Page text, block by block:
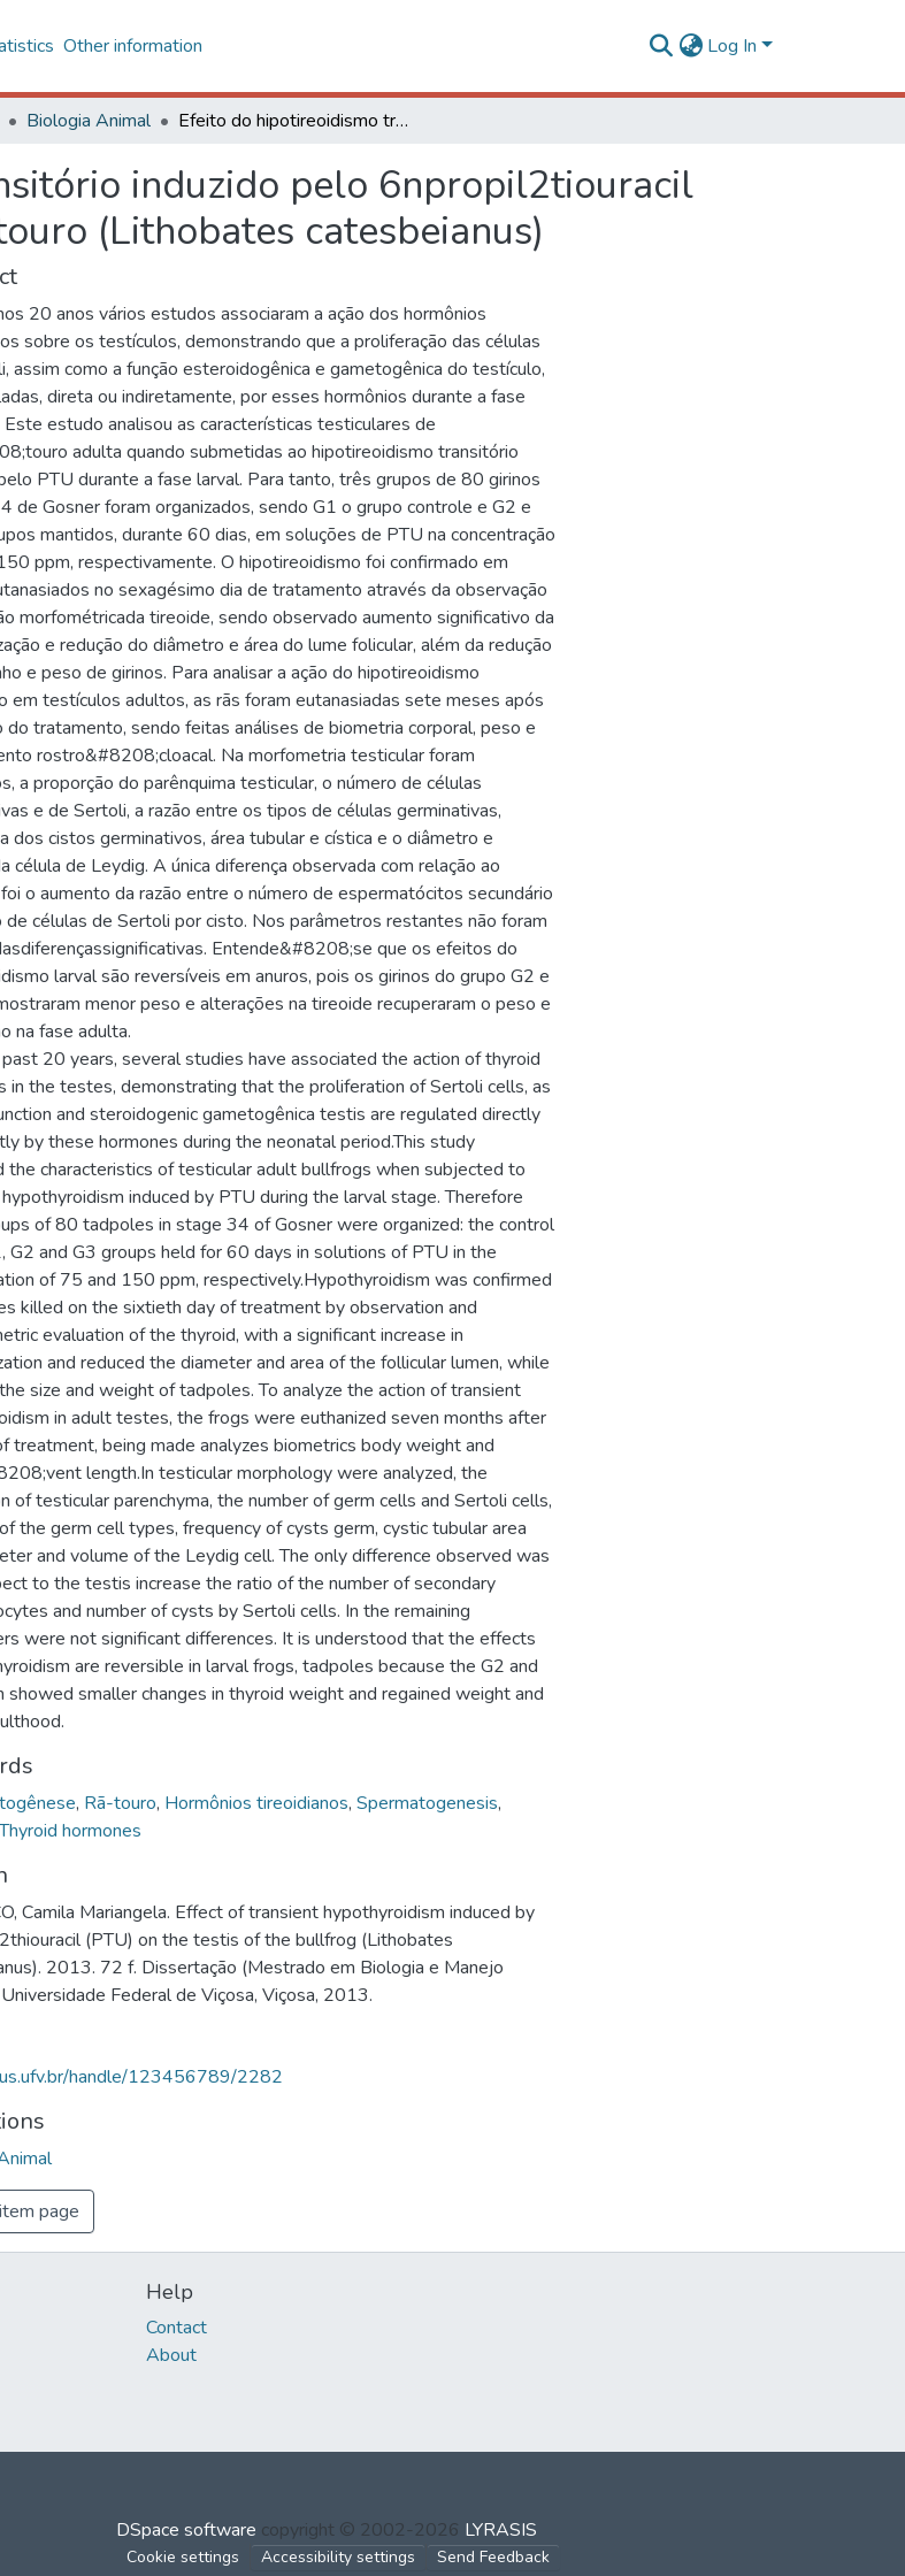
Other information Log In
Biologia Animal Efeito do hipotireoidismo transitório induzido pelo 6­n­propil­2­tiouracil (PTU) sobre o testículo de rã­touro (Lithobates catesbeianus)
induzido pelo 6­n­propil­2­tiouracil
(Lithobates catesbeianus)
20 anos vários estudos associaram a ação dos hormônios
sobre os testículos, demonstrando que a proliferação das células
assim como a função esteroidogênica e gametogênica do testículo,
direta ou indiretamente, por esses hormônios durante a fase
Este estudo analisou as características testiculares de
adulta quando submetidas ao hipotireoidismo transitório
PTU durante a fase larval. Para tanto, três grupos de 80 girinos
de Gosner foram organizados, sendo G1 o grupo controle e G2 e
mantidos, durante 60 dias, em soluções de PTU na concentração
ppm, respectivamente. O hipotireoidismo foi confirmado em
no sexagésimo dia de tratamento através da observação
morfométricada tireoide, sendo observado aumento significativo da
e redução do diâmetro e área do lume folicular, além da redução
e peso de girinos. Para analisar a ação do hipotireoidismo
em testículos adultos, as rãs foram eutanasiadas sete meses após
do tratamento, sendo feitas análises de biometria corporal, peso e
rostro&#8208;cloacal. Na morfometria testicular foram
a proporção do parênquima testicular, o número de células
e de Sertoli, a razão entre os tipos de células germinativas,
dos cistos germinativos, área tubular e cística e o diâmetro e
célula de Leydig. A única diferença observada com relação ao
o aumento da razão entre o número de espermatócitos secundário
de células de Sertoli por cisto. Nos parâmetros restantes não foram
Entende&#8208;se que os efeitos do
larval são reversíveis em anuros, pois os girinos do grupo G2 e
menor peso e alterações na tireoide recuperaram o peso e
na fase adulta.
20 years, several studies have associated the action of thyroid
in the testes, demonstrating that the proliferation of Sertoli cells, as
and steroidogenic gametogênica testis are regulated directly
by these hormones during the neonatal period.This study
the characteristics of testicular adult bullfrogs when subjected to
induced by PTU during the larval stage. Therefore
of 80 tadpoles in stage 34 of Gosner were organized: the control
G2 and G3 groups held for 60 days in solutions of PTU in the
of 75 and 150 ppm, respectively.Hypothyroidism was confirmed
killed on the sixtieth day of treatment by observation and
evaluation of the thyroid, with a significant increase in
and reduced the diameter and area of the follicular lumen, while
size and weight of tadpoles. To analyze the action of transient
in adult testes, the frogs were euthanized seven months after
treatment, being made analyzes biometrics body weight and
length.In testicular morphology were analyzed, the
of testicular parenchyma, the number of germ cells and Sertoli cells,
the germ cell types, frequency of cysts germ, cystic tubular area
and volume of the Leydig cell. The only difference observed was
to the testis increase the ratio of the number of secondary
and number of cysts by Sertoli cells. In the remaining
were not significant differences. It is understood that the effects
are reversible in larval frogs, tadpoles because the G2 and
showed smaller changes in thyroid weight and regained weight and
, Rã-touro, Hormônios tireoidianos, Spermatogenesis,
Thyroid hormones
Camila Mariangela. Effect of transient hypothyroidism induced by
(PTU) on the testis of the bullfrog (Lithobates
2013. 72 f. Dissertação (Mestrado em Biologia e Manejo
Federal de Viçosa, Viçosa, 2013.
handle/123456789/2282
page
Help
Contact
About
DSpace software copyright © 2002-2026 LYRASIS
Cookie settings Accessibility settings Send Feedback